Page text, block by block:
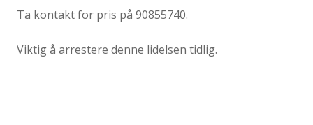
Ta kontakt for pris på 90855740.
Viktig å arrestere denne lidelsen tidlig.